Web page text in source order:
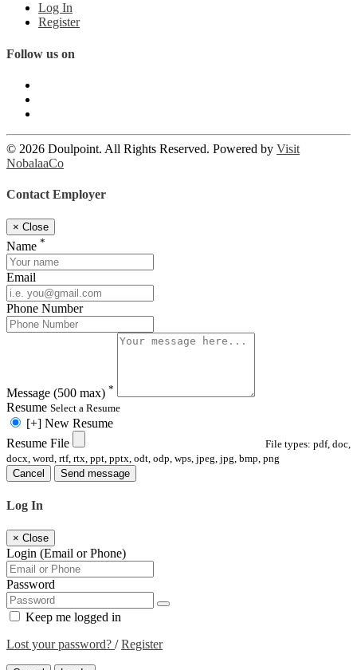
Log In
Register
Follow us on
© 2026 Doulpoint. All Rights Reserved. Powered by Visit
NobalaaCo
Contact Employer
× Close
Name *
Email
Phone Number
Message (500 max) *
Resume Select a Resume
[+] New Resume
Resume File
File types: pdf, doc,
docx, word, rtf, rtx, ppt, pptx, odt, odp, wps, jpeg, jpg, bmp, png
Cancel
Send message
Log In
× Close
Login (Email or Phone)
Password
Keep me logged in
Lost your password? /Register